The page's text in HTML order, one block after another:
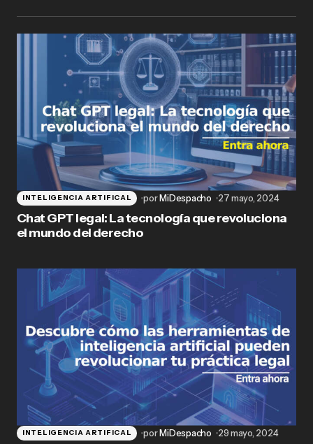
INTELIGENCIA ARTIFICAL porMiDespacho 27 mayo, 2024
Chat GPT legal: La tecnología que revoluciona
el mundo del derecho
INTELIGENCIA ARTIFICAL porMiDespacho 29 mayo, 2024